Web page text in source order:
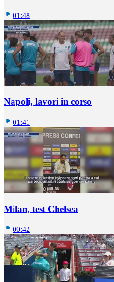
01:48
Napoli, lavori in corso
01:41
Milan, test Chelsea
00:42